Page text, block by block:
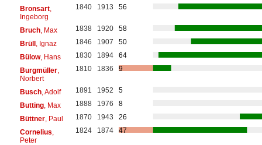
Bronsart,
Ingeborg
1840 1913 56
Bruch, Max 1838 1920
58
Brüll, Ignaz 1846 1907
50
Bülow, Hans 1830 1894
64
Burgmüller,
Norbert
1810 1836 9
Busch, Adolf 1891 1952
5
Butting, Max 1888 1976
8
Büttner, Paul 1870 1943
26
Cornelius
Peter
1824 1874 47